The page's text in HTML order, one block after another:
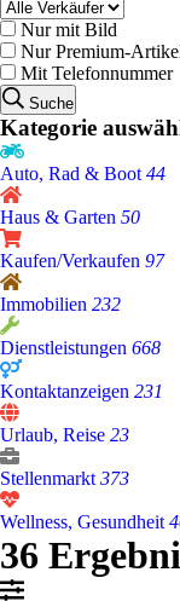
Nur mit Bild
Nur Premium-
Mit Telefonnummer
Suche
Kategorie
Auto, Rad & Boot 44
Haus & Garten 50
Kaufen/Verkaufen 97
Immobilien 232
Dienstleistungen 668
Kontaktanzeigen 231
Urlaub, Reise 23
Stellenmarkt 373
Wellness, Gesundheit
36